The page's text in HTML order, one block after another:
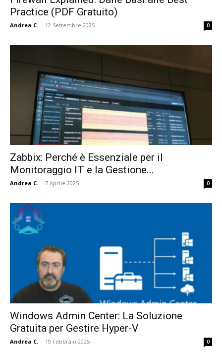
Practice (PDF Gratuito)
Andrea C. - 12 Settembre 2025 0
Zabbix: Perché è Essenziale per il
Monitoraggio IT e la Gestione...
Andrea C. - 7 Aprile 2025 0
Windows Admin Center: La Soluzione
Gratuita per Gestire Hyper-V
Andrea C. - 19 Febbraio 2025 0